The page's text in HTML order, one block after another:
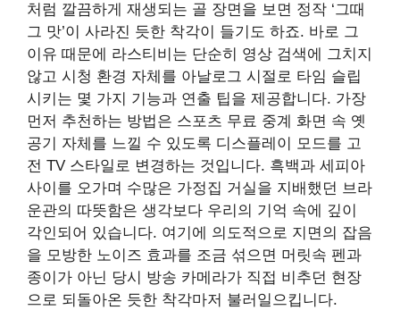
처럼 깔끔하게 재생되는 골 장면을 보면 정작 ‘그때
그 맛’이 사라진 듯한 착각이 들기도 하죠. 바로 그
이유 때문에 라스티비는 단순히 영상 검색에 그치지
않고 시청 환경 자체를 아날로그 시절로 타임 슬립
시키는 몇 가지 기능과 연출 팁을 제공합니다. 가장
먼저 추천하는 방법은 스포츠 무료 중계 화면 속 옛
공기 자체를 느낄 수 있도록 디스플레이 모드를 고
전 TV 스타일로 변경하는 것입니다. 흑백과 세피아
사이를 오가며 수많은 가정집 거실을 지배했던 브라
운관의 따뜻함은 생각보다 우리의 기억 속에 깊이
각인되어 있습니다. 여기에 의도적으로 지면의 잡음
을 모방한 노이즈 효과를 조금 섞으면 머릿속 펜과
종이가 아닌 당시 방송 카메라가 직접 비추던 현장
으로 되돌아온 듯한 착각마저 불러일으킵니다.